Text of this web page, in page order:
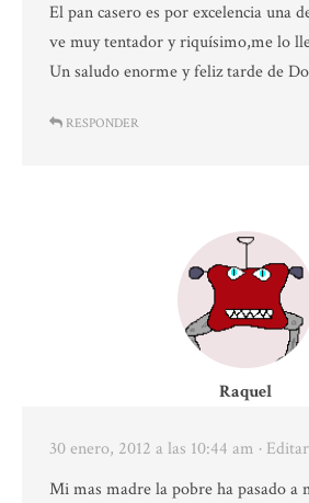
El pan casero es por excelencia una
ve muy tentador y riquísimo,me lo
Un saludo enorme y feliz tarde de
RESPONDER
Raquel
30 enero, 2012 a las 10:44 am · Editar
Mi mas madre la pobre ha pasado